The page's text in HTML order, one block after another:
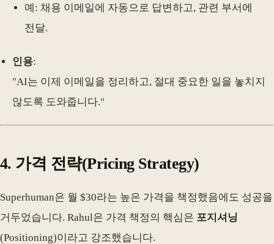
예: 채용 이메일에 자동으로 답변하고, 관련 부서에
전달.
인용:
"AI는 이제 이메일을 정리하고, 절대 중요한 일을 놓치지
않도록 도와줍니다."
4. 가격 전략(Pricing Strategy)
Superhuman은 월 $30라는 높은 가격을 책정했음에도 성공을
거두었습니다. Rahul은 가격 책정의 핵심은 포지셔닝
(Positioning)이라고 강조했습니다.